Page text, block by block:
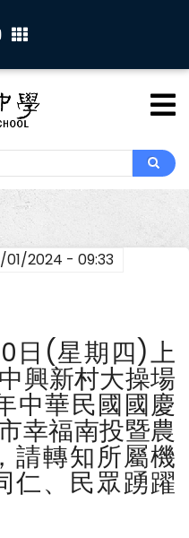
01/2024 - 09:33
日(星期四)上
興新村大操場
中華民國國慶
幸福南投暨農
請轉知所屬機
仁、民眾踴躍